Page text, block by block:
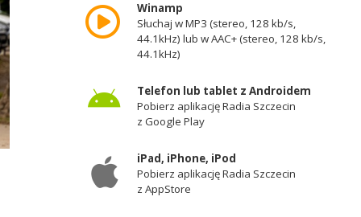
Winamp
Słuchaj w MP3 (stereo, 128 kb/s,
44.1kHz) lub w AAC+ (stereo, 128 kb/s,
44.1kHz)
Telefon lub tablet z Androidem
Pobierz aplikację Radia Szczecin
z Google Play
iPad, iPhone, iPod
Pobierz aplikację Radia Szczecin
z AppStore